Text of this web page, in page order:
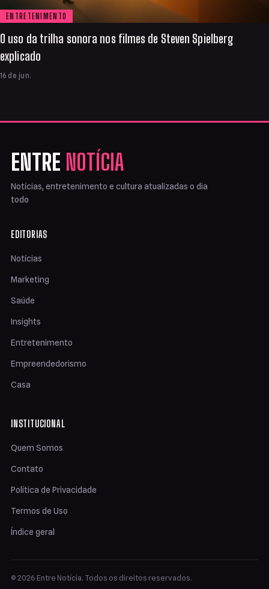
ENTRETENIMENTO
O uso da trilha sonora nos filmes de Steven Spielberg
explicado
16 de jun.
ENTRE NOTÍCIA
Notícias, entretenimento e cultura atualizadas o dia
todo
EDITORIAS
Notícias
Marketing
Saúde
Insights
Entretenimento
Empreendedorismo
Casa
INSTITUCIONAL
Quem Somos
Contato
Política de Privacidade
Termos de Uso
Índice geral
© 2026 Entre Notícia. Todos os direitos reservados.